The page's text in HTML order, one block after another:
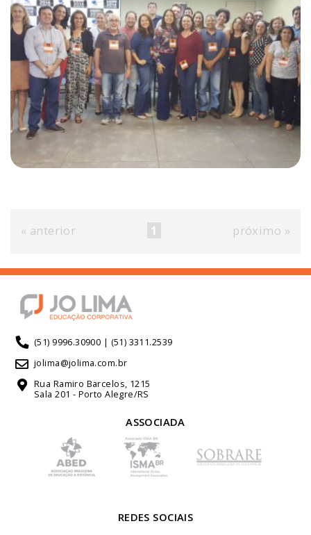
« anterior próximo »
1
(51) 9996.30900 | (51) 3311.2539
jolima@jolima.com.br
Rua Ramiro Barcelos, 1215
Sala 201 - Porto Alegre/RS
ASSOCIADA
REDES SOCIAIS